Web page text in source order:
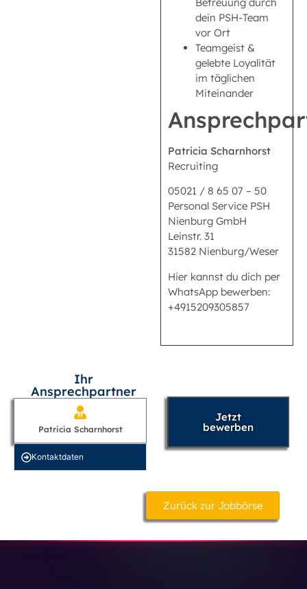
dein PSH-Team
vor Ort
Teamgeist &
gelebte Loyalität
im täglichen
Miteinander
Patricia Scharnhorst
Recruiting
05021 / 8 65 07 – 50
Personal Service PSH
Nienburg GmbH
Leinstr. 31
31582 Nienburg/Weser
Hier kannst du dich per
WhatsApp bewerben:
+4915209305857
Ihr
Ansprechpartner
Patricia Scharnhorst
Kontakt­daten
Jetzt
bewerben
Zurück zur Jobbörse